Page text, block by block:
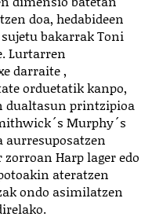
doa, hedabideen
bakarrak Toni
Lurtarren
darraite ,
orduetatik kanpo,
dualtasun printzipioa
Murphy´s
aurresuposatzen
Harp lager edo
ateratzen
ondo asimilatzen